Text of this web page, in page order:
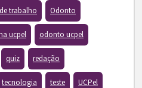
trabalho Odonto
ucpel odonto ucpel
quiz redação
tecnologia teste UCPel